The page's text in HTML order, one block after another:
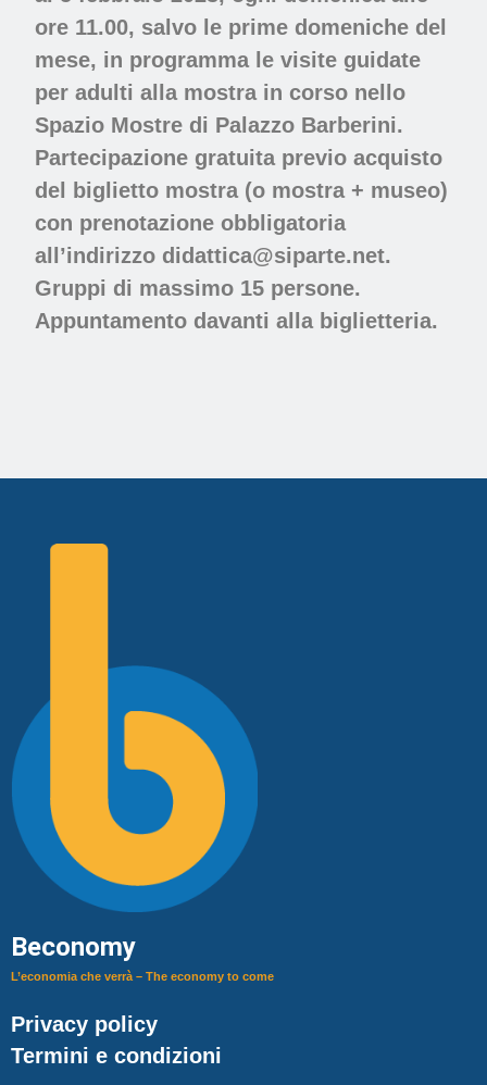
ore 11.00, salvo le prime domeniche del
mese, in programma le visite guidate
per adulti alla mostra in corso nello
Spazio Mostre di Palazzo Barberini.
Partecipazione gratuita previo acquisto
del biglietto mostra (o mostra + museo)
con prenotazione obbligatoria
all’indirizzo didattica@siparte.net.
Gruppi di massimo 15 persone.
Appuntamento davanti alla biglietteria.
Beconomy
L’economia che verrà – The economy to come
Privacy policy
Termini e condizioni